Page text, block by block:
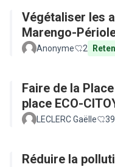
Végétaliser les
Marengo-
Anonyme 2
Faire de la
place ECO-
LECLERC Gaëlle 39
Réduire la